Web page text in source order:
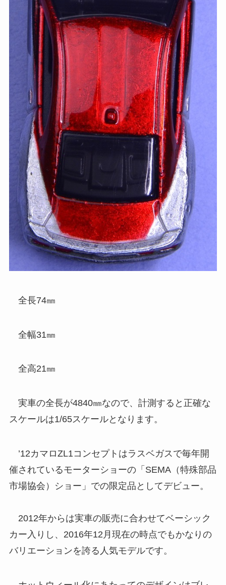
全長74㎜
全幅31㎜
全高21㎜
実車の全長が4840㎜なので、計測すると正確な
スケールは1/65スケールとなります。
’12カマロZL1コンセプトはラスベガスで毎年開
催されているモーターショーの「SEMA（特殊部品
市場協会）ショー」での限定品としてデビュー。
2012年からは実車の販売に合わせてベーシック
カー入りし、2016年12月現在の時点でもかなりの
バリエーションを誇る人気モデルです。